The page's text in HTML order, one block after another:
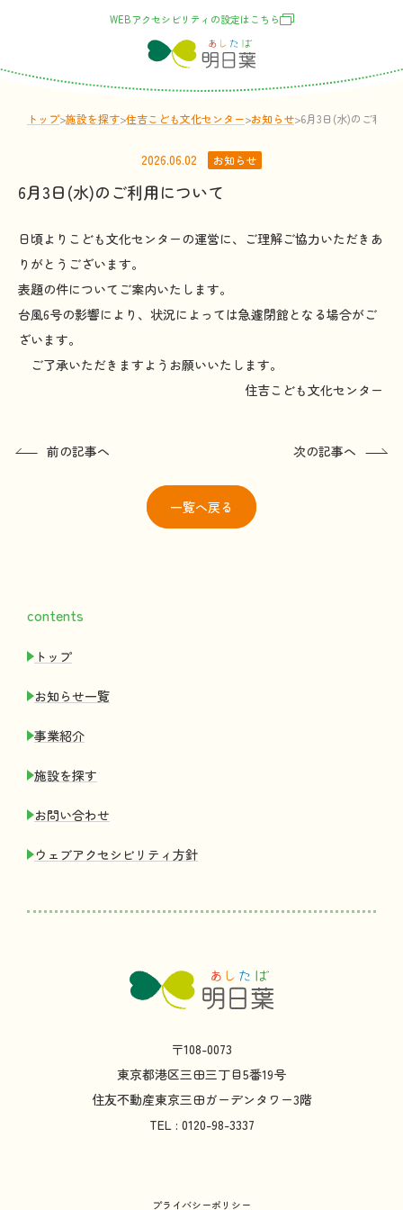
WEBアクセシビリティの設定はこちら
トップ>施設を探す>住吉こども文化センター>お知 らせ>6月3日(水)のご利用
2026.06.02 お知らせ
6月3日(水)のご利用について
日頃よりこども文化センターの運営に、ご理解ご協力いただきあ
りがとうございます。
表題の件についてご案内いたします。
台風6号の影響により、状況によっては急遽閉館となる場合がご
ざいます。
ご了承いただきますようお願いいたします。
住吉こども文化センター
前の記事へ 次の記事へ
一覧へ戻る
contents
トップ
お知 らせ一覧
事業紹介
施設を探す
お問い合わせ
ウェブアクセシビリティ 方針
〒108-0073
東京都港区三田三丁目5番19号
住友不動産東京三田ガーデンタワー3階
TEL : 0120-98-3337
プライバシーポリシー